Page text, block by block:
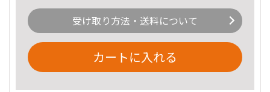
受け取り方法・送料について
カートに入れる